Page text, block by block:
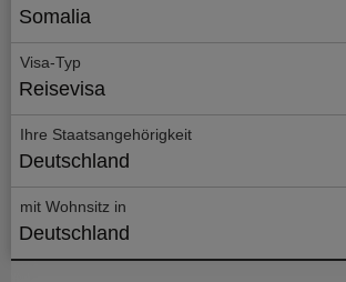
Somalia
Visa-Typ
Reisevisa
Ihre Staatsangehörigkeit
Deutschland
mit Wohnsitz in
Deutschland